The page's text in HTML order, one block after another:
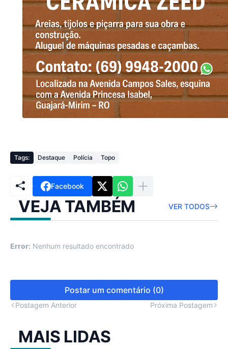
Tags: Destaque Polícia Topo
Facebook
VEJA TAMBÉM VER TODOS
Error: Nenhum resultado encontrado
Postar um comentário (0)
Postagem Anterior Próxima Postagem
MAIS LIDAS